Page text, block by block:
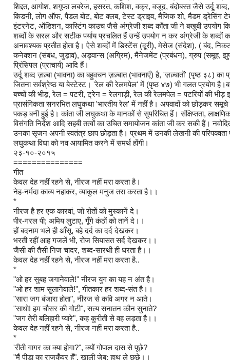
शिद्दत, आगोश, शगूफा लबरेज, हसरत, कशिश, वक्र, वजूद, बंदोबस्त जैसे उर्दू शब्द,
किडनी, लोग ऑफ, पैडल बोट, बोट क्लब, टेस्ट ड्राइव, मैजिक शो, मैडम ड्रेसिंग
इंटरनेट, ऑडिशन, कास्टिंग काउच जैसे अंग्रेजी शब्द काँता जी ने बखूबी उपयोग
शब्दों के सरल और सटीक पर्याय प्रचलित हैं उन्हें उपयोग न कर अंग्रेजी के शब्दों का
अनावश्यक प्रतीत होता है। ऐसे शब्दों में डिस्टेंस (दूरी), मेसेज (संदेश), ( बंद,
कनेक्शन (संबंध, जुड़ाव), अड्वान्स (अग्रिम), मैनेजमेंट (प्रबंधन), ग्रुप (समूह,
प्रिंसिपल (प्राचार्य) आदि हैं।
उर्दू शब्द ज़ज़्बा (भावना) का बहुवचन ज़ज़्बात (भावनाएँ) है, 'ज़ज़्बातों' (पृष्ठ ३८) का
जितना सर्वश्रेष्ठ या बेस्टेस्ट। 'रेल की रेलमपेल' में (पृष्ठ ४७) भी गलत प्रयोग
बच्चों की भीड़, रेल = पटरी, ट्रेन = रेलगाड़ी, रेल की रेलमपेल = पटरियों की भीड़
प्रासंगिकता सनरभित लघुकथा 'भारतीय रेल' में नहीं है। अपवादों को छोड़कर
पकड़ बनी हुई है। कांता जी लघुकथा के मानकों से सुपरिचित हैं। संक्षिप्तता,
विसंगति निर्देश आदि सहबी तत्वों का उचित समायोजन कांता जी कर सकी हैं।
उनका सृजन अपनी स्वतंत्र छाप छोड़ता है। प्रथम में उनकी लेखनी की
लघुकथा विधा को नव आयामित करने में समर्थ होंगी।
२३-१०-२०१५
===============
गीत
केवल देह नहीं रहने से, नीरज नहीं मरा करता है।
नेह-नर्मदा काव्य नहाकर, व्याकुल मनुज तरा करता है।।
*
नीरज है हर एक कारवां, जो रोतों को मुस्कानें दे।
पीर-गरल पी; अमिय लुटाए, गूँगे कंठों को तानें दे।।
हों बदनाम भले ही आँसू, बहे दर्द का दर्द देखकर।
भरती रहीं आह गजलें भी, रोज सियासत सर्द देखकर।।
जैसी की तैसी निज चादर, शब्द-सारथी ही धरता है।।
केवल देह नहीं रहने से, नीरज नहीं मरा करता है..
*
"ओ हर सुबह जगानेवाले!" नीरज युग का यह न अंत है।
"ओ हर शाम सुलानेवाले!", गीतकार हर शब्द-संत है।।
"सारा जग बंजारा होता", नीरज से कवि अगर न आते।
"साधो! हम चौसर की गोटी", सत्य सनातन कौन सुनाते?
"जग तेरी बलिहारी प्यारे", कह कुरीती से वह लड़ता है।।
केवल देह नहीं रहने से, नीरज नहीं मरा करता है..
*
'रीती गागर का क्या होगा?", क्यों गोपाल दास से पूछे?
"मैं पीड़ा का राजकुँवर हूँ", खाली जेब; हाथ ले छूछे।।